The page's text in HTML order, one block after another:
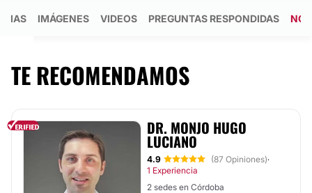
IMÁGENES VIDEOS PREGUNTAS RESPONDIDAS
TE RECOMENDAMOS
DR. MONJO HUGO
LUCIANO
4.9 (87 Opiniones)·
1 Experiencia
2 sedes en Córdoba